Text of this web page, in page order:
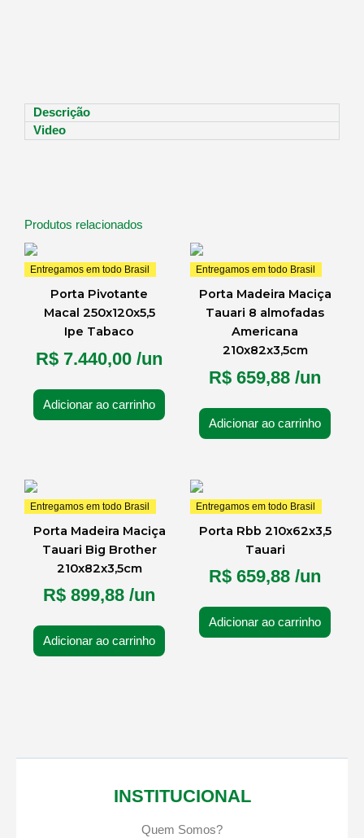
Descrição
Video
Produtos relacionados
Entregamos em todo Brasil
Porta Pivotante
Macal 250x120x5,5
Ipe Tabaco
R$ 7.440,00 /un
Adicionar ao carrinho
Entregamos em todo Brasil
Porta Madeira Maciça
Tauari 8 almofadas
Americana
210x82x3,5cm
R$ 659,88 /un
Adicionar ao carrinho
Entregamos em todo Brasil
Porta Madeira Maciça
Tauari Big Brother
210x82x3,5cm
R$ 899,88 /un
Adicionar ao carrinho
Entregamos em todo Brasil
Porta Rbb 210x62x3,5
Tauari
R$ 659,88 /un
Adicionar ao carrinho
INSTITUCIONAL
Quem Somos?